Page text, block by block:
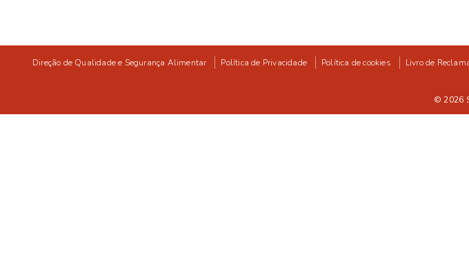
Direção de Qualidade e Segurança Alimentar Política de Privacidade Política de cookies Livro de
© 2026